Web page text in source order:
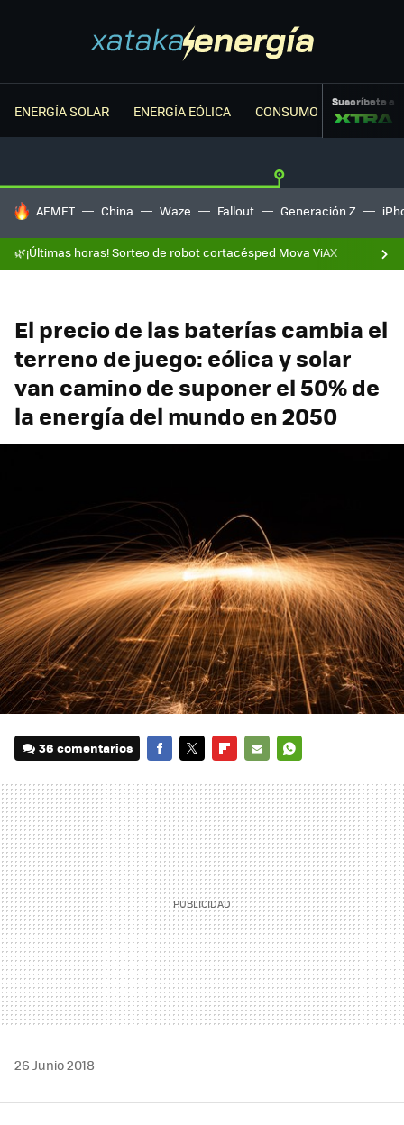
ENERGÍA SOLAR ENERGÍA EÓLICA CONSUMO ENERGÉTICO
Suscríbete a
HOY SE HABLA DE
AEMET China Waze Fallout Generación Z
🌿¡Últimas horas! Sorteo de robot cortacésped Mova ViAX
El precio de las baterías cambia el
terreno de juego: eólica y solar
van camino de suponer el 50% de
la energía del mundo en 2050
36 comentarios
MAIL
26 Junio 2018